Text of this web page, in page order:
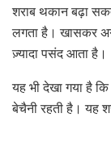
शराब थकान बढ़ा
लगता है। खासकर
ज़्यादा पसंद आता है।
यह भी देखा गया है
बेचैनी रहती है। यह